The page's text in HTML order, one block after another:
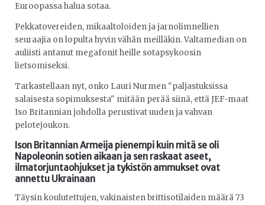
Euroopassa halua sotaa.
Pekkatovereiden, mikaaltoloiden ja jarnolimnellien
seuraajia on lopulta hyvin vähän meilläkin. Valtamedian on
auliisti antanut megafonit heille sotapsykoosin
lietsomiseksi.
Tarkastellaan nyt, onko Lauri Nurmen "paljastuksissa
salaisesta sopimuksesta" mitään perää siinä, että JEF-maat
Iso Britannian johdolla perustivat uuden ja vahvan
pelotejoukon.
Ison Britannian Armeija pienempi kuin mitä se oli
Napoleonin sotien aikaan ja sen raskaat aseet,
ilmatorjuntaohjukset ja tykistön ammukset ovat
annettu Ukrainaan
Täysin koulutettujen, vakinaisten brittisotilaiden määrä 73